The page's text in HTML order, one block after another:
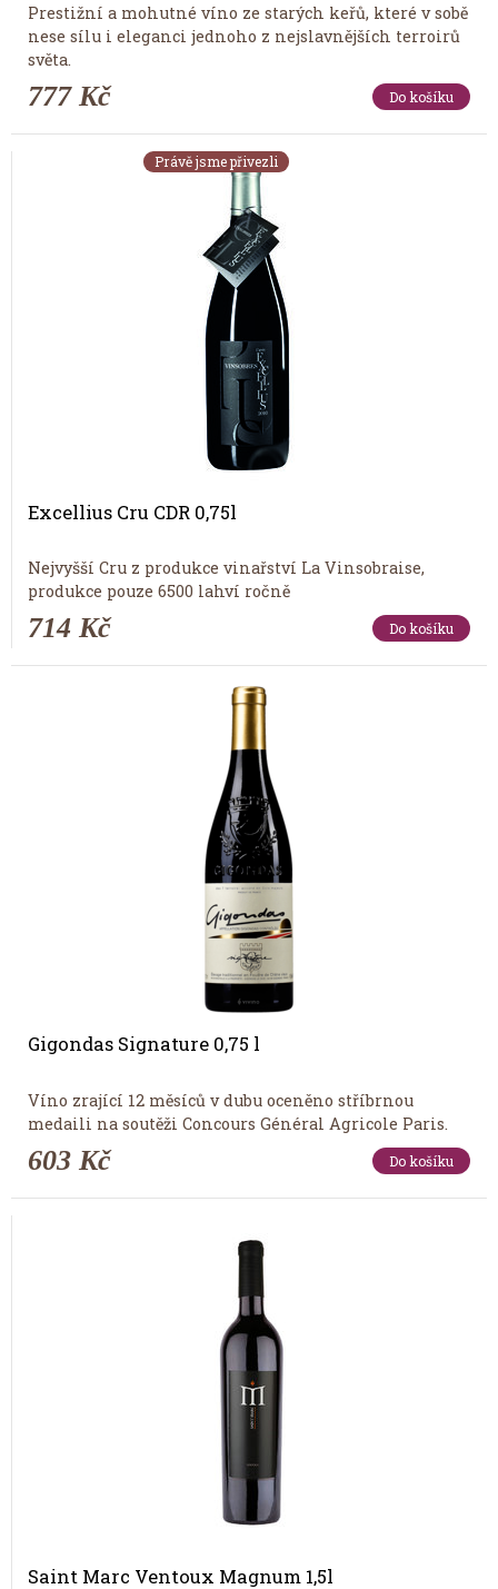
Prestižní a mohutné víno ze starých keřů, které v sobě
nese sílu i eleganci jednoho z nejslavnějších terroirů
světa.
777 Kč Do košíku
Právě jsme přivezli
Excellius Cru CDR 0,75l
Nejvyšší Cru z produkce vinařství La Vinsobraise,
produkce pouze 6500 lahví ročně
714 Kč Do košíku
Gigondas Signature 0,75 l
Víno zrající 12 měsíců v dubu oceněno stříbrnou
medaili na soutěži Concours Général Agricole Paris.
603 Kč Do košíku
Saint Marc Ventoux Magnum 1,5l